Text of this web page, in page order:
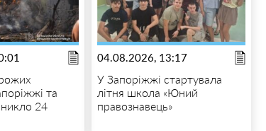
та
24
04.08.2026, 13:17
У Запоріжжі стартувала
літня школа «Юний
правознавець»